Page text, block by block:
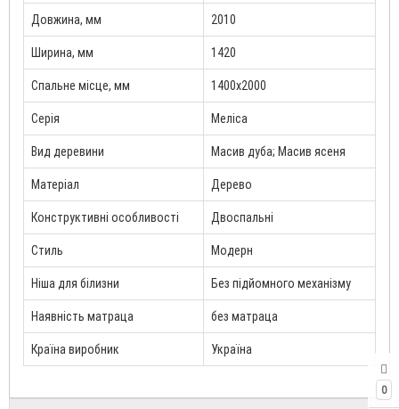
0
Довжина, мм 2010
Ширина, мм 1420
Спальне місце, мм 1400x2000
Серія Меліса
Вид деревини Масив дуба; Масив ясеня
Матеріал Дерево
Конструктивні особливості Двоспальні
Стиль Модерн
Ніша для білизни Без підйомного механізму
Наявність матраца без матраца
Країна виробник Україна